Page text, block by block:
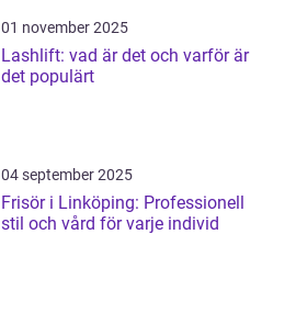
01 november 2025
Lashlift: vad är det och varför är
det populärt
04 september 2025
Frisör i Linköping: Professionell
stil och vård för varje individ